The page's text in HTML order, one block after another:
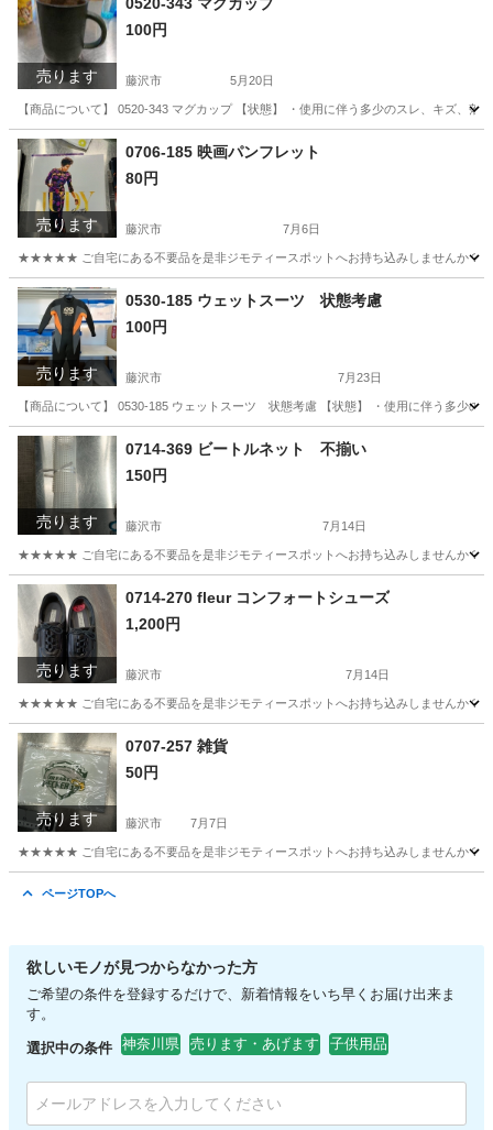
売ります
100円
藤沢市 5月20日
【商品について】 0520-343 マグカップ 【状態】 ・使用に伴う多少のスレ、キズ、
神奈川 藤沢市 生活雑貨 リユース
売ります
0706-185 映画パンフレット
80円
藤沢市 7月6日
★★★★★ ご自宅にある不要品を是非ジモティースポットへお持ち込みしませんか？
神奈川 藤沢市 DVD/ブルーレイ
売ります
0530-185 ウェットスーツ 状態考慮
100円
藤沢市 7月23日
【商品について】 0530-185 ウェットスーツ 状態考慮 【状態】 ・使用に伴う多少の
神奈川 藤沢市 マリンスポーツ リユース
売ります
0714-369 ビートルネット 不揃い
150円
藤沢市 7月14日
★★★★★ ご自宅にある不要品を是非ジモティースポットへお持ち込みしませんか？
神奈川 藤沢市
売ります
0714-270 fleur コンフォートシューズ
1,200円
藤沢市 7月14日
★★★★★ ご自宅にある不要品を是非ジモティースポットへお持ち込みしませんか？
神奈川 藤沢市 現地
売ります
0707-257 雑貨
50円
藤沢市 7月7日
★★★★★ ご自宅にある不要品を是非ジモティースポットへお持ち込みしませんか？
ページTOPへ
欲しいモノが見つからなかった方
ご希望の条件を登録するだけで、新着情報をいち早くお届け出来ま
す。
選択中の条件 神奈川県 売ります・あげます 子供用品